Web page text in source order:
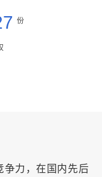
份
争力，在国内先后